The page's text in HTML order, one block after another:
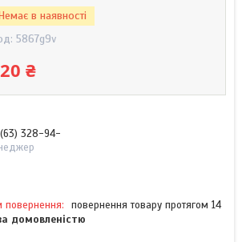
в наявності
5867g9v
₴
328-94-
повернення товару протягом 14
домовленістю